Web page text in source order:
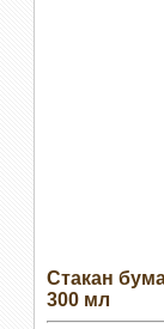
Стакан
300 мл